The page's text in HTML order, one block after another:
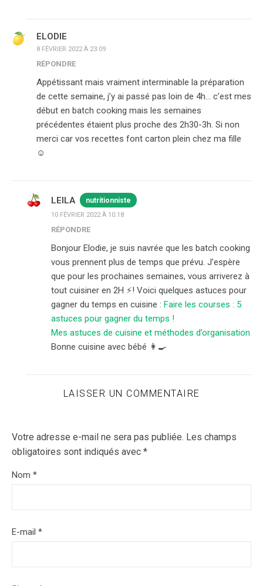
ELODIE
8 FÉVRIER 2022 À 23:09
RÉPONDRE
Appétissant mais vraiment interminable la préparation
de cette semaine, j’y ai passé pas loin de 4h… c’est mes
début en batch cooking mais les semaines
précédentes étaient plus proche des 2h30-3h. Si non
merci car vos recettes font carton plein chez ma fille
☺️
LEILA nutritionniste
10 FÉVRIER 2022 À 10:18
RÉPONDRE
Bonjour Elodie, je suis navrée que les batch cooking
vous prennent plus de temps que prévu. J’espère
que pour les prochaines semaines, vous arriverez à
tout cuisiner en 2H ⚡️! Voici quelques astuces pour
gagner du temps en cuisine : Faire les courses : 5
astuces pour gagner du temps !
Mes astuces de cuisine et méthodes d’organisation
Bonne cuisine avec bébé 👩‍🍳
LAISSER UN COMMENTAIRE
Votre adresse e-mail ne sera pas publiée. Les champs
obligatoires sont indiqués avec *
Nom *
E-mail *